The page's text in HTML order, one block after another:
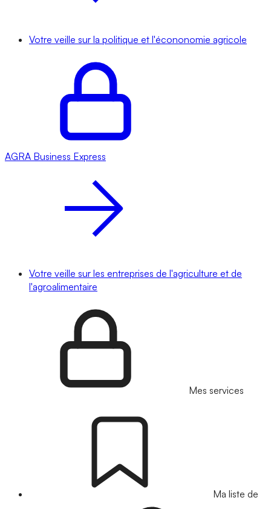
Votre veille sur la politique et l'écononomie agricole
AGRA Business Express
Votre veille sur les entreprises de l'agriculture et de
l'agroalimentaire
Mes services
Ma liste de